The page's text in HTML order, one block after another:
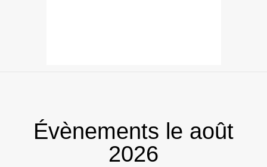
Évènements le août
2026